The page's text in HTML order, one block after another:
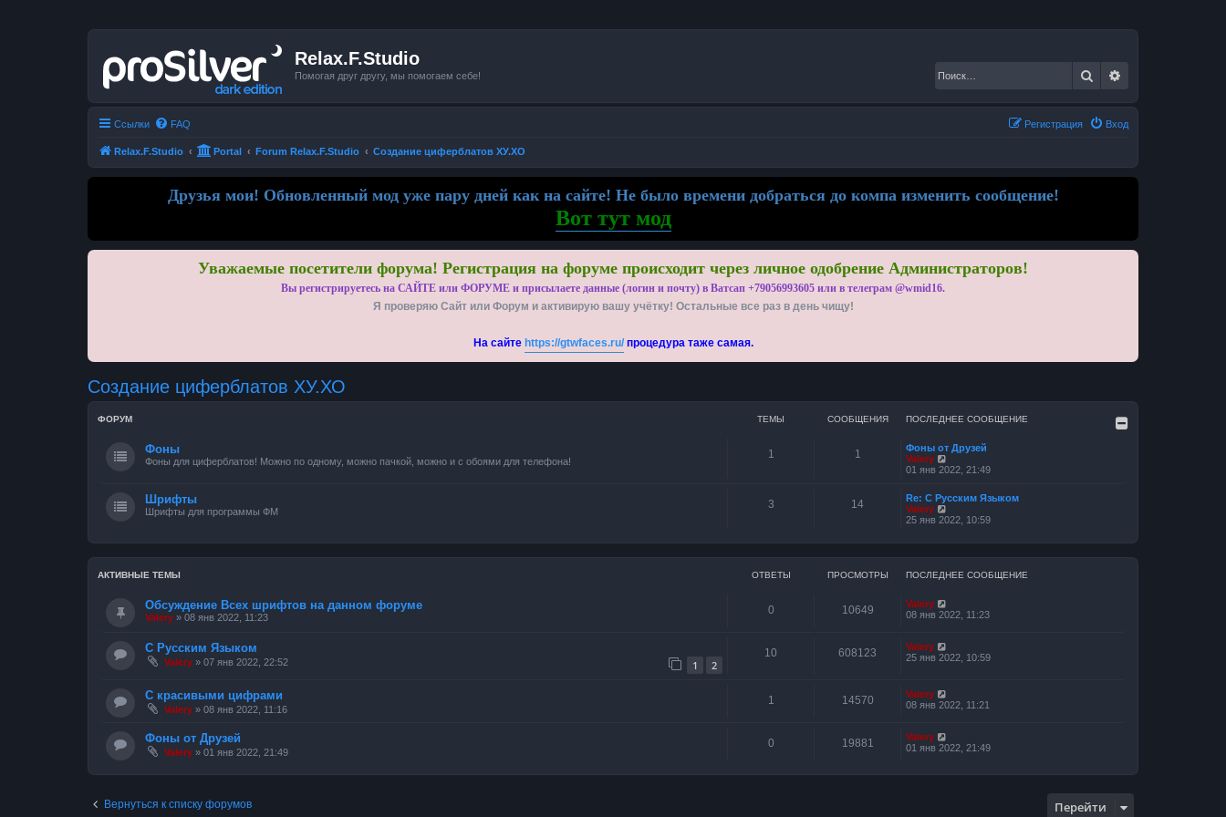
Relax.F.Studio
Помогая друг другу, мы помогаем себе! Поиск
Ссылки FAQ Вход
Регистрация
Relax.F.Studio Portal Forum Relax.F.Studio Создание циферблатов ХУ.ХО
Друзья мои! Обновленный мод уже пару дней как на сайте! Не было времени добраться до компа изменить сообщение!
Вот тут мод
Уважаемые посетители форума! Регистрация на форуме происходит через личное одобрение Администраторов!
Вы регистрируетесь на САЙТЕ или ФОРУМЕ и присылаете данные (логин и почту) в Ватсап +79056993605 или в телеграм @wmid16.
Я проверяю Сайт или Форум и активирую вашу учётку! Остальные все раз в день чищу!
На сайте https://gtwfaces.ru/процедура таже самая.
Создание циферблатов ХУ.ХО
ФОРУМ ТЕМЫ СООБЩЕНИЯ ПОСЛЕДНЕЕ СООБЩЕНИЕ
Фоны
Фоны для циферблатов! Можно по одному, можно пачкой, можно и с обоями для телефона!
1 1
Фоны от Друзей
Valery
е
й
и
п
о
л
н
е
с
е
ю
01 янв 2022, 21:49
Шрифты
Шрифты для программы ФМ
3 14
Re: С Русским Языком
Valery
е
и
с
н
с
щ
25 янв 2022, 10:59
АКТИВНЫЕ ТЕМЫ ОТВЕТЫ ПРОСМОТРЫ ПОСЛЕДНЕЕ СООБЩЕНИЕ
Обсуждение Всех шрифтов на данном форуме
Valery » 08 янв 2022, 11:23
0 10649
Valery
08 янв 2022, 11:23
С Русским Языком
Valery » 07 янв 2022, 22:52 1 2
10 608123
Valery
25 янв 2022, 10:59
С красивыми цифрами
Valery » 08 янв 2022, 11:16
1 14570
Valery
08 янв 2022, 11:21
Фоны от Друзей
Valery » 01 янв 2022, 21:49
0 19881
Valery
01 янв 2022, 21:49
Вернуться к списку форумов Перейти